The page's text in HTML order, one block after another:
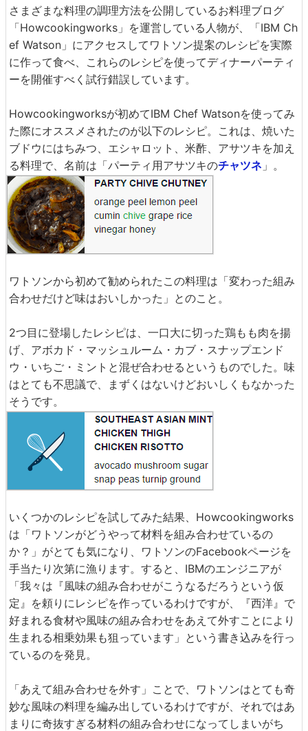
さまざまな料理の調理方法を公開しているお料理ブログ
「Howcookingworks」を運営している人物が、「IBM Ch
ef Watson」にアクセスしてワトソン提案のレシピを実際
に作って食べ、これらのレシピを使ってディナーパーティ
ーを開催すべく試行錯誤しています。
Howcookingworksが初めてIBM Chef Watsonを使ってみ
た際にオススメされたのが以下のレシピ。これは、焼いた
ブドウにはちみつ、エシャロット、米酢、アサツキを加え
る料理で、名前は「パーティ用アサツキのチャツネ 」。
ワトソンから初めて勧められたこの料理は「変わった組み
合わせだけど味はおいしかった」とのこと。
2つ目に登場したレシピは、一口大に切った鶏もも肉を揚
げ、アボカド・マッシュルーム・カブ・スナップエンド
ウ・いちご・ミントと混ぜ合わせるというものでした。味
はとても不思議で、まずくはないけどおいしくもなかった
そうです。
いくつかのレシピを試してみた結果、Howcookingworks
は「ワトソンがどうやって材料を組み合わせているの
か？」がとても気になり、ワトソンのFacebookページを
手当たり次第に漁ります。すると、IBMのエンジニアが
「我々は『風味の組み合わせがこうなるだろうという仮
定』を頼りにレシピを作っているわけですが、『西洋』で
好まれる食材や風味の組み合わせをあえて外すことにより
生まれる相乗効果も狙っています」という書き込みを行っ
ているのを発見。
「あえて組み合わせを外す」ことで、ワトソンはとても奇
妙な風味の料理を編み出しているわけですが、それではあ
まりに奇抜すぎる材料の組み合わせになってしまいがち